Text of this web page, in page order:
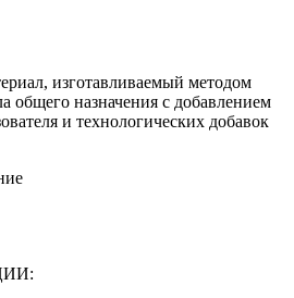
изготавливаемый методом
общего назначения с добавлением
и технологических добавок